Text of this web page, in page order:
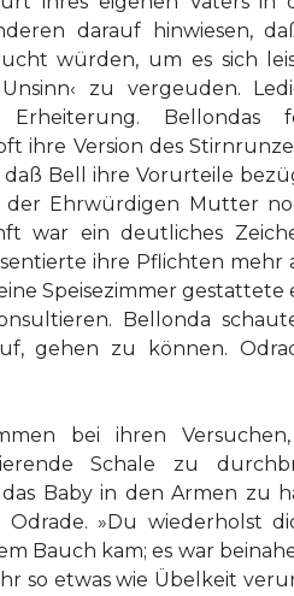
darauf hinwiesen,
würden, um es sich
zu vergeuden.
Bellondas
ihre Version des
daß Bell ihre Vorurteile
Ehrwürdigen Mutter
war ein deutliches
ihre Pflichten mehr
Speisezimmer
Bellonda
gehen zu können.
bei ihren
Schale zu
das Baby in den Armen zu
Odrade. »Du wiederholst
Bauch kam; es war
so etwas wie Übelkeit